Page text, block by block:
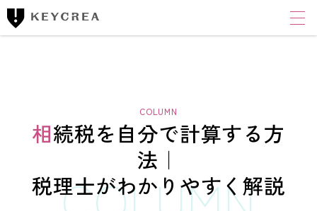
ワンストップ士業サポート
財務コンサルティング
CLOUD ACCOUNTING CORPORATION
キークレアクラウド会計株式会社
相続税を自分で計算する方
法｜
税理士がわかりやすく解説